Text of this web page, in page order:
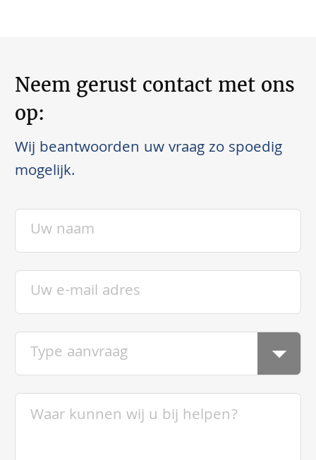
Neem gerust contact met ons
op:
Wij beantwoorden uw vraag zo spoedig
mogelijk.